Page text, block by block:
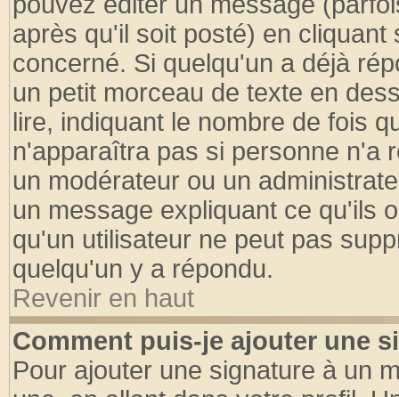
après qu'il soit posté) en
concerné. Si quelqu'un a déjà
un petit morceau de texte en
lire, indiquant le nombre de fois
n'apparaîtra pas si personne n'a
un modérateur ou un
un message expliquant ce qu'ils
qu'un utilisateur ne peut pas
quelqu'un y a répondu.
Revenir en haut
Comment puis-je ajouter une
Pour ajouter une signature à un